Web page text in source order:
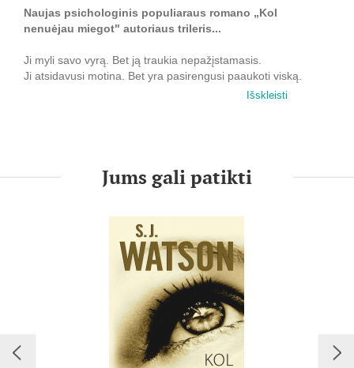
Naujas psichologinis populiaraus romano „Kol
nenuėjau miegot" autoriaus trileris...
Ji myli savo vyrą. Bet ją traukia nepažįstamasis.
Ji atsidavusi motina. Bet yra pasirengusi paaukoti viską.
neišsiskiriantis, kol brutali jos sesers mirtis atveria senas
žaizdas. Paguodos suteikia geriausia sesers draugė Ana, kuri
neabejoja: tiesa apie sesers mirtį slypi tamsiame, šlykščiame
pokalbių svetainių ir virtualaus sekso pasaulyje.
Sesers žudiko paieškos greitai virsta savęs ir savo geidulių
tyrinėjimu. Juk virtuali erdvė — tarsi žaidimų aikštelė, ir kam
gi būti vienu asmeniu, jei gali būti kuo panorėjęs? Ir nieko čia
blogo! Juk tai tik kiberseksas, ar ne? Niekas nenukentės.
Bet tada pokalbių svetainėje ji sutinka paslaptingąjį Luką, ir
reikalai pakrypsta į išties pavojingą pusę.
Išskleisti
Jums gali patikti